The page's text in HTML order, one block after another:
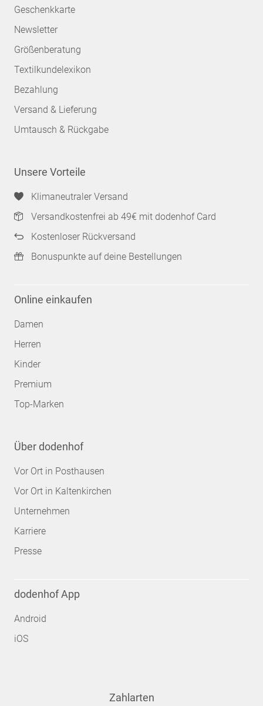
Geschenkkarte
Newsletter
Größenberatung
Textilkundelexikon
Bezahlung
Versand & Lieferung
Umtausch & Rückgabe
Unsere Vorteile
Klimaneutraler Versand
Versandkostenfrei ab 49€ mit dodenhof Card
Kostenloser Rückversand
Bonuspunkte auf deine Bestellungen
Online einkaufen
Damen
Herren
Kinder
Premium
Top-Marken
Über dodenhof
Vor Ort in Posthausen
Vor Ort in Kaltenkirchen
Unternehmen
Karriere
Presse
dodenhof App
Android
iOS
Zahlarten